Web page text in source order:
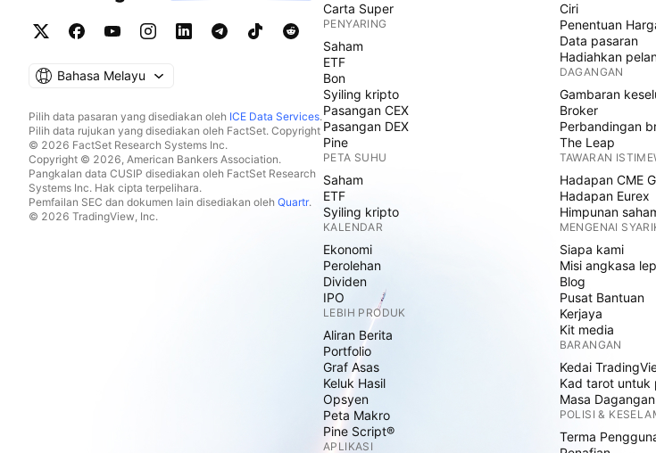
Bahasa Melayu
Pilih data pasaran yang disediakan oleh ICE Data Services.
Pilih data rujukan yang disediakan oleh FactSet. Copyright
© 2026 FactSet Research Systems Inc.
Copyright © 2026, American Bankers Association.
Pangkalan data CUSIP disediakan oleh FactSet Research
Systems Inc. Hak cipta terpelihara.
Pemfailan SEC dan dokumen lain disediakan oleh Quartr.
© 2026 TradingView, Inc.
Carta Super
PENYARING
Saham
ETF
Bon
Syiling kripto
Pasangan CEX
Pasangan DEX
Pine
PETA SUHU
Saham
ETF
Syiling kripto
KALENDAR
Ekonomi
Perolehan
Dividen
IPO
LEBIH PRODUK
Aliran Berita
Portfolio
Graf Asas
Keluk Hasil
Opsyen
Peta Makro
Pine Script®
APLIKASI
Ciri
Penentuan
Data pasaran
Hadiahkan
DAGANGAN
Gambaran
Broker
Perbandingan
The Leap
TAWARAN
Hadapan CME
Hadapan Eurex
Himpunan
MENGENAI
Siapa kami
Misi angkasa
Blog
Pusat Bantuan
Kerjaya
Kit media
BARANGAN
Kedai
Kad tarot untuk
Masa
POLISI &
Terma